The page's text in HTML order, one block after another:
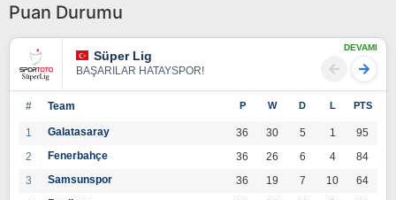
Puan Durumu
Süper Lig
BAŞARILAR HATAYSPOR!
DEVAMI
# Team P W D L PTS
1 Galatasaray 36 30 5 1
95
2
Fenerbahçe 36 26 6 4
84
3
Samsunspor 36 19 7 10
64